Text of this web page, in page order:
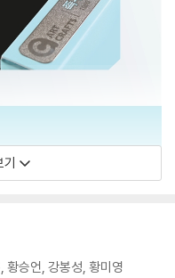
기
승언, 강봉성, 황미영